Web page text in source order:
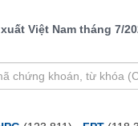
Việt Nam tháng 7/